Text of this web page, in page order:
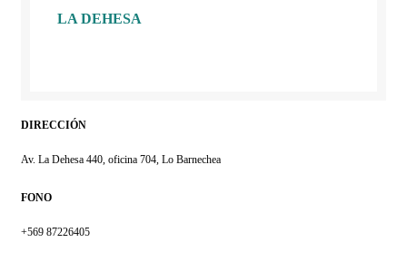
LA DEHESA
DIRECCIÓN
Av. La Dehesa 440, oficina 704, Lo Barnechea
FONO
+569 87226405